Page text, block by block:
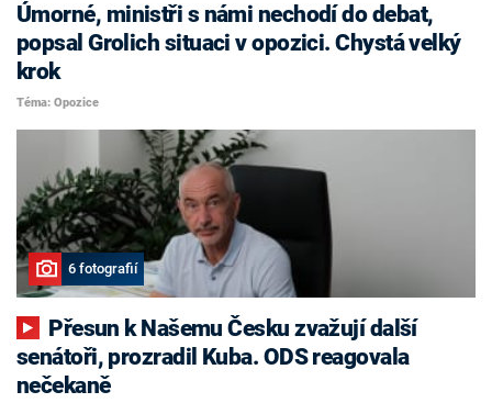
Úmorné, ministři s námi nechodí do debat,
popsal Grolich situaci v opozici. Chystá velký
krok
Téma: Opozice
6 fotografií
senátoři, prozradil Kuba. ODS reagovala
nečekaně